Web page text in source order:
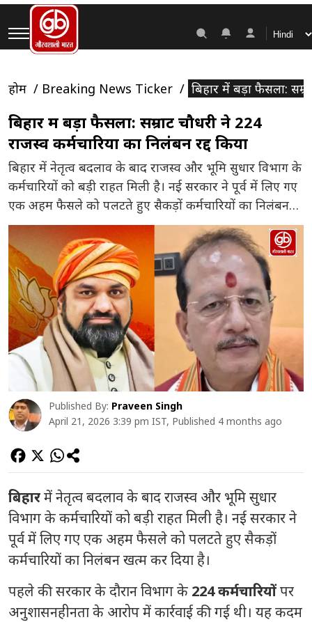
होम Breaking News Ticker बिहार में बड़ा फैसला:
बिहार में बड़ा फैसला: सम्राट चौधरी ने 224
राजस्व कर्मचारियों का निलंबन रद्द किया
बिहार में नेतृत्व बदलाव के बाद राजस्व और भूमि सुधार विभाग के
कर्मचारियों को बड़ी राहत मिली है। नई सरकार ने पूर्व में लिए गए
एक अहम फैसले को पलटते हुए सैकड़ों कर्मचारियों का निलंबन
खत्म कर दिया है। पहले की सरकार के दौरान विभाग के 224
कर्मचारियों पर अनुशासनहीनता के आरोप में कार्रवाई की […]
Published By: Praveen Singh
April 21, 2026 3:39 pm IST, Published 4 months ago
बिहारमें नेतृत्व बदलाव के बाद राजस्व और भूमि सुधार
विभाग के कर्मचारियों को बड़ी राहत मिली है। नई सरकार ने
पूर्व में लिए गए एक अहम फैसले को पलटते हुए सैकड़ों
कर्मचारियों का निलंबन खत्म कर दिया है।
पहले की सरकार के दौरान विभाग के 224 कर्मचारियोंपर
अनुशासनहीनता के आरोप में कार्रवाई की गई थी। यह कदम